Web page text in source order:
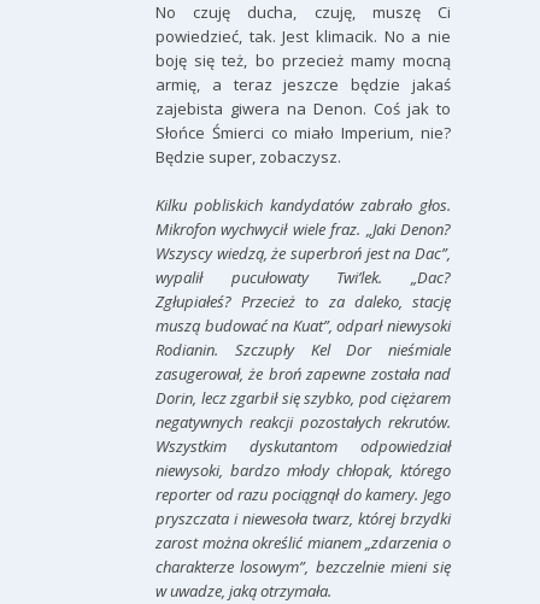
No czuję ducha, czuję, muszę Ci
powiedzieć, tak. Jest klimacik. No a nie
boję się też, bo przecież mamy mocną
armię, a teraz jeszcze będzie jakaś
zajebista giwera na Denon. Coś jak to
Słońce Śmierci co miało Imperium, nie?
Będzie super, zobaczysz.
Kilku pobliskich kandydatów zabrało głos.
Mikrofon wychwycił wiele fraz. „Jaki Denon?
Wszyscy wiedzą, że superbroń jest na Dac”,
wypalił pucułowaty Twi’lek. „Dac?
Zgłupiałeś? Przecież to za daleko, stację
muszą budować na Kuat”, odparł niewysoki
Rodianin. Szczupły Kel Dor nieśmiale
zasugerował, że broń zapewne została nad
Dorin, lecz zgarbił się szybko, pod ciężarem
negatywnych reakcji pozostałych rekrutów.
Wszystkim dyskutantom odpowiedział
niewysoki, bardzo młody chłopak, którego
reporter od razu pociągnął do kamery. Jego
pryszczata i niewesoła twarz, której brzydki
zarost można określić mianem „zdarzenia o
charakterze losowym”, bezczelnie mieni się
w uwadze, jaką otrzymała.